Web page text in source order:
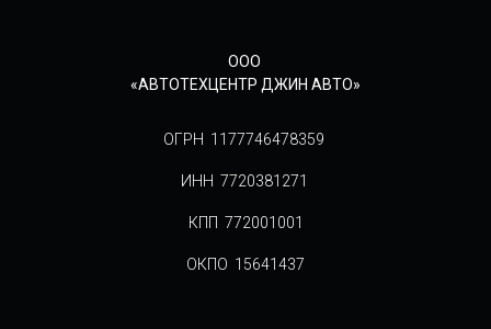
ООО
«АВТОТЕХЦЕНТР ДЖИН АВТО»
ОГРН 1177746478359
ИНН 7720381271
КПП 772001001
ОКПО 15641437